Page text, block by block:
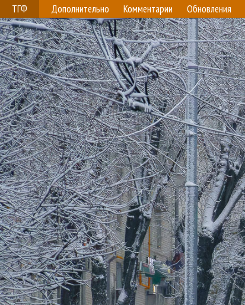
ТГФ Дополнительно Комментарии Обновления